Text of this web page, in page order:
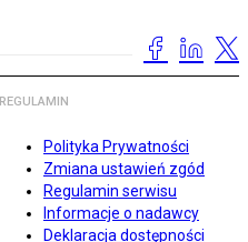
REGULAMIN
Polityka Prywatności
Zmiana ustawień zgód
Regulamin serwisu
Informacje o nadawcy
Deklaracja dostępności